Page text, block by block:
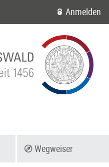
Anmelden
Wegweiser